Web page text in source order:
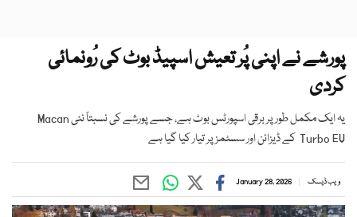
پورشے نے اپنی پُر تعیش اسپیڈ بوٹ کی رُونمائی
کردی
یہ ایک مکمل طور پر برقی اسپورٹس بوٹ ہے، جسے پورشے کی نسبتاً نئی Macan
Turbo EV کے ڈیزائن اور سسٹمز پر تیار کیا گیا ہے
ویب ڈیسک January 28, 2026